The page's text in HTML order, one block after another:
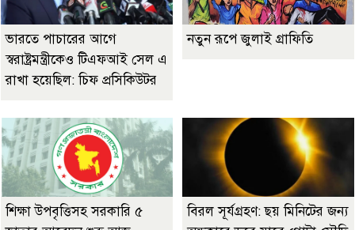
ভারতে পাচারের আগে
স্বরাষ্ট্রমন্ত্রীকেও টিএফআই সেল এ
রাখা হয়েছিল: চিফ প্রসিকিউটর
নতুন রূপে জুলাই গ্রাফিতি
শিক্ষা উপবৃত্তিসহ সরকারি ৫
বিরল সূর্যগ্রহণ: ছয় মিনিটের জন্য